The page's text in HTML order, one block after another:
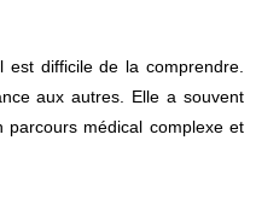
est difficile de la comprendre.
aux autres. Elle a souvent
médical complexe et